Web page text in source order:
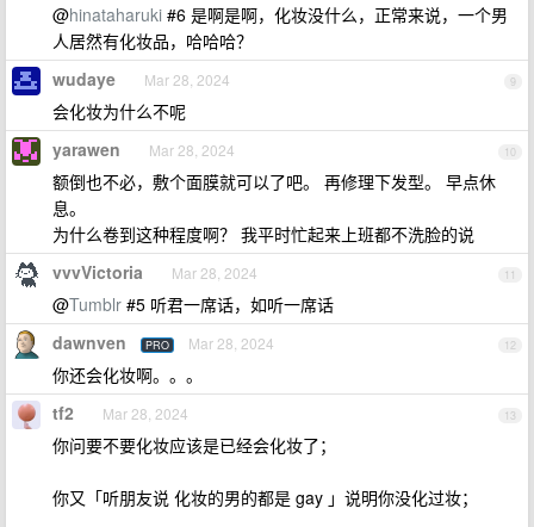
@hinataharuki #6 是啊是啊，化妆没什么，正常来说，一个男
人居然有化妆品，哈哈哈？
9
wudaye Mar 28, 2024
会化妆为什么不呢
10
yarawen Mar 28, 2024
额倒也不必，敷个面膜就可以了吧。 再修理下发型。 早点休
息。
为什么卷到这种程度啊？ 我平时忙起来上班都不洗脸的说
11
vvvVictoria Mar 28, 2024
@Tumblr #5 听君一席话，如听一席话
12
dawnven PRO Mar 28, 2024
你还会化妆啊。。。
13
tf2 Mar 28, 2024
你问要不要化妆应该是已经会化妆了；
你又「听朋友说 化妆的男的都是 gay 」说明你没化过妆；